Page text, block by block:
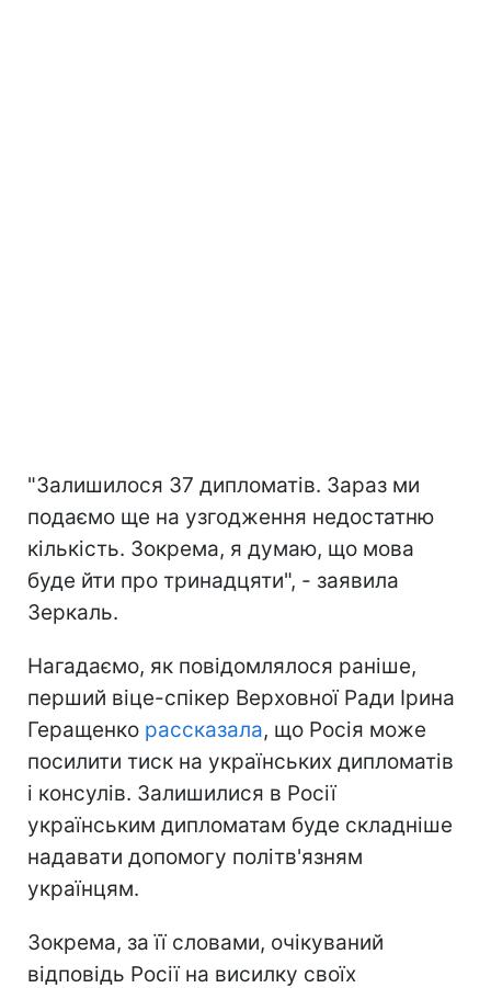
"Залишилося 37 дипломатів. Зараз ми
подаємо ще на узгодження недостатню
кількість. Зокрема, я думаю, що мова
буде йти про тринадцяти", - заявила
Зеркаль.
Нагадаємо, як повідомлялося раніше,
перший віце-спікер Верховної Ради Ірина
Геращенко рассказала, що Росія може
посилити тиск на українських дипломатів
і консулів. Залишилися в Росії
українським дипломатам буде складніше
надавати допомогу політв'язням
українцям.
Зокрема, за її словами, очікуваний
відповідь Росії на висилку своїх